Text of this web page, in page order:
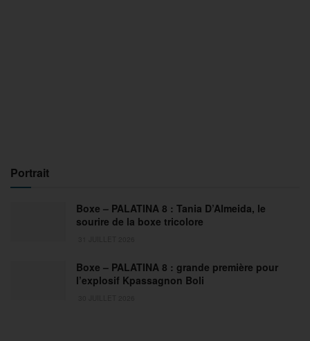
Portrait
Boxe – PALATINA 8 : Tania D’Almeida, le
sourire de la boxe tricolore
Boxe – PALATINA 8 : grande première pour
l’explosif Kpassagnon Boli